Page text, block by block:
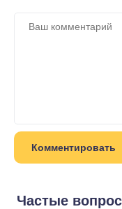
Частые